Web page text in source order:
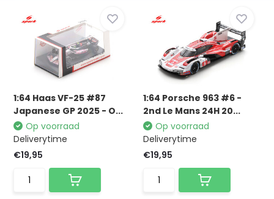
1:64 Haas VF-25 #87
Japanese GP 2025 - O...
Op voorraad
Deliverytime
€19,95
1:64 Porsche 963 #6 -
2nd Le Mans 24H 20...
Op voorraad
Deliverytime
€19,95